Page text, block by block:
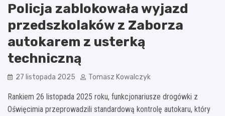
Policja zablokowała wyjazd
przedszkolaków z Zaborza
autokarem z usterką
techniczną
27 listopada 2025 Tomasz Kowalczyk
Rankiem 26 listopada 2025 roku, funkcjonariusze drogówki z
Oświęcimia przeprowadzili standardową kontrolę autokaru, który